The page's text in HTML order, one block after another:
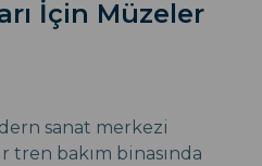
İçin Müzeler
sanat merkezi
tren bakım binasında